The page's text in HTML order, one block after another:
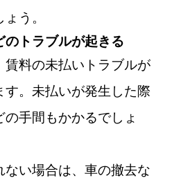
う。
のトラブルが起きる
賃料の未払いトラブルが
。未払いが発生した際
手間もかかるでしょ
ない場合は、車の撤去な